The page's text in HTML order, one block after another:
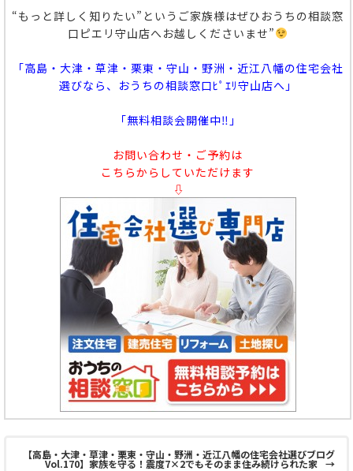
“もっと詳しく知りたい”というご家族様はぜひおうちの相談窓
口ピエリ守山店へお越しくださいませ”
「高島・大津・草津・栗東・守山・野洲・近江八幡の住宅会社
選びなら、おうちの相談窓口ﾋﾟｴﾘ守山店へ」
「無料相談会開催中‼」
お問い合わせ・ご予約は
こちらからしていただけます
⇩
【高島・大津・草津・栗東・守山・野洲・近江八幡の住宅会社選びブログ
Vol.170】家族を守る！震度7×2でもそのまま住み続けられた家 →